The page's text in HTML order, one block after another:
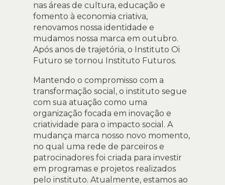
nas áreas de cultura, educação e
fomento à economia criativa,
renovamos nossa identidade e
mudamos nossa marca em outubro.
Após anos de trajetória, o Instituto Oi
Futuro se tornou Instituto Futuros.
Mantendo o compromisso com a
transformação social, o instituto segue
com sua atuação como uma
organização focada em inovação e
criatividade para o impacto social. A
mudança marca nosso novo momento,
no qual uma rede de parceiros e
patrocinadores foi criada para investir
em programas e projetos realizados
pelo instituto. Atualmente, estamos ao